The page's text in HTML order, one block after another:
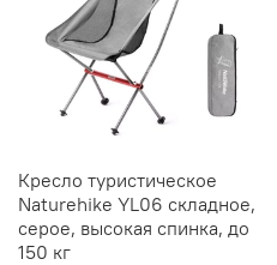
Кресло туристическое
Naturehike YL06 складное,
серое, высокая спинка, до
150 кг